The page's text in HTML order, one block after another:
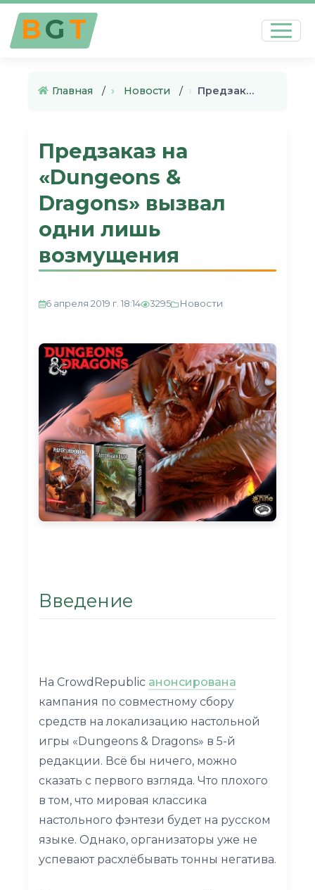
BGT
Главная › Новости › Предзаказ на «Dungeons & Drag…
Предзаказ на
«Dungeons &
Dragons» вызвал
одни лишь
возмущения
6 апреля 2019 г. 18:14 3295 Новости
Введение
На CrowdRepublic анонсирована
кампания по совместному сбору
средств на локализацию настольной
игры «Dungeons & Dragons» в 5-й
редакции. Всё бы ничего, можно
сказать с первого взгляда. Что плохого
в том, что мировая классика
настольного фэнтези будет на русском
языке. Однако, организаторы уже не
успевают расхлёбывать тонны негатива.